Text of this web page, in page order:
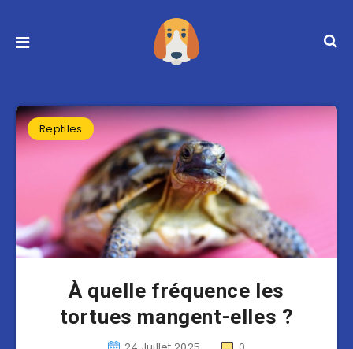
Reptiles
À quelle fréquence les
tortues mangent-elles ?